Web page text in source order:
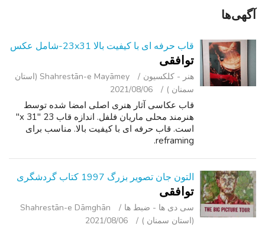
آگهی‌ها
قاب حرفه ای با کیفیت بالا 23x31-شامل عکس
توافقی
هنر - کلکسیون
Shahrestān-e Mayāmey (استان
سمنان )
2021/08/06
قاب عکاسی آثار هنری اصلی امضا شده توسط
هنرمند محلی ماریان فلفل. اندازه قاب 23 "x 31"
است. قاب حرفه ای با کیفیت بالا. مناسب برای
reframing.
التون جان تصویر بزرگ 1997 کتاب گردشگری
توافقی
سی ‌دی ‌ها - ضبط‌ ها
Shahrestān-e Dāmghān
(استان سمنان )
2021/08/06